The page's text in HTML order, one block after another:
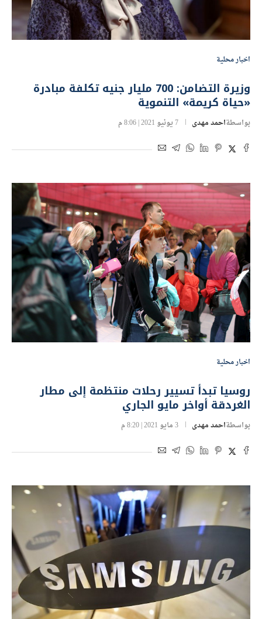
اخبار محلية
وزيرة التضامن: 700 مليار جنيه تكلفة مبادرة
«حياة كريمة» التنموية
بواسطةاحمد مهدى 7 يونيو 2021 | 8:06 م
اخبار محلية
روسيا تبدأ تسيير رحلات منتظمة إلى مطار
الغردقة أواخر مايو الجاري
بواسطةاحمد مهدى 3 مايو 2021 | 8:20 م